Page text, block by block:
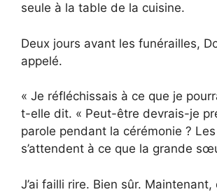
seule à la table de la cuisine.
Deux jours avant les funérailles,
appelé.
« Je réfléchissais à ce que je
t-elle dit. « Peut-être devrais-je
parole pendant la cérémonie ?
s’attendent à ce que la grande
J’ai failli rire. Bien sûr.